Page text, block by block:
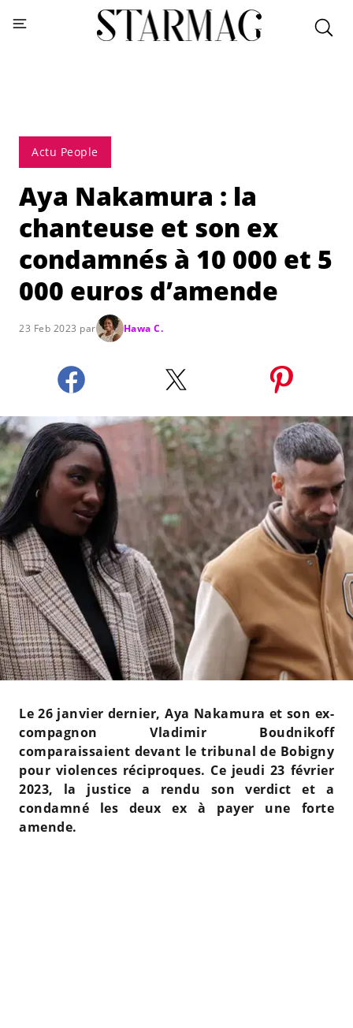
Actu People
Aya Nakamura : la
chanteuse et son ex
condamnés à 10 000 et 5
000 euros d’amende
23 Feb 2023 par Hawa C.
Le 26 janvier dernier, Aya Nakamura et son ex-
compagnon Vladimir Boudnikoff
comparaissaient devant le tribunal de Bobigny
pour violences réciproques. Ce jeudi 23 février
2023, la justice a rendu son verdict et a
condamné les deux ex à payer une forte
amende.